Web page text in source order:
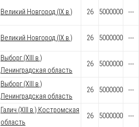
Великий Новгород (IX в.) 26 5000000 ---
Великий Новгород (IX в.) 26 5000000 ---
Выборг (XIII в.)
Ленинградская область
26 5000000 ---
Выборг (XIII в.)
Ленинградская область
26 5000000 ---
Галич (XIII в.) Костромская
область
26 5000000 ---